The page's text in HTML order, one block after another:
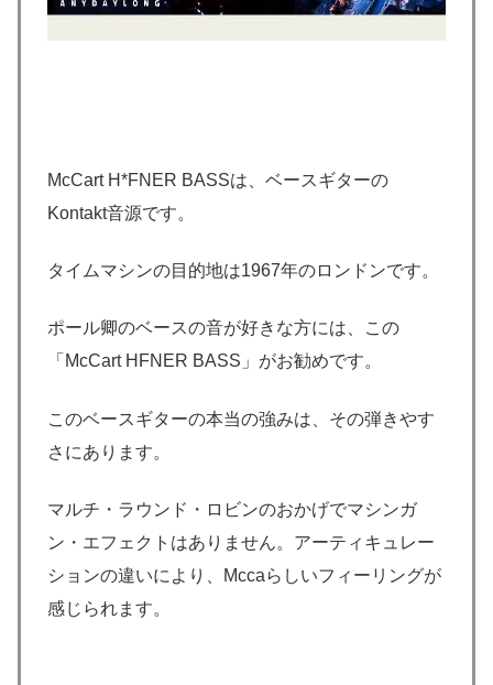
McCart H*FNER BASSは、ベースギターの
Kontakt音源です。
タイムマシンの目的地は1967年のロンドンです。
ポール卿のベースの音が好きな方には、この
「McCart HFNER BASS」がお勧めです。
このベースギターの本当の強みは、その弾きやす
さにあります。
マルチ・ラウンド・ロビンのおかげでマシンガ
ン・エフェクトはありません。アーティキュレー
ションの違いにより、Mccaらしいフィーリングが
感じられます。